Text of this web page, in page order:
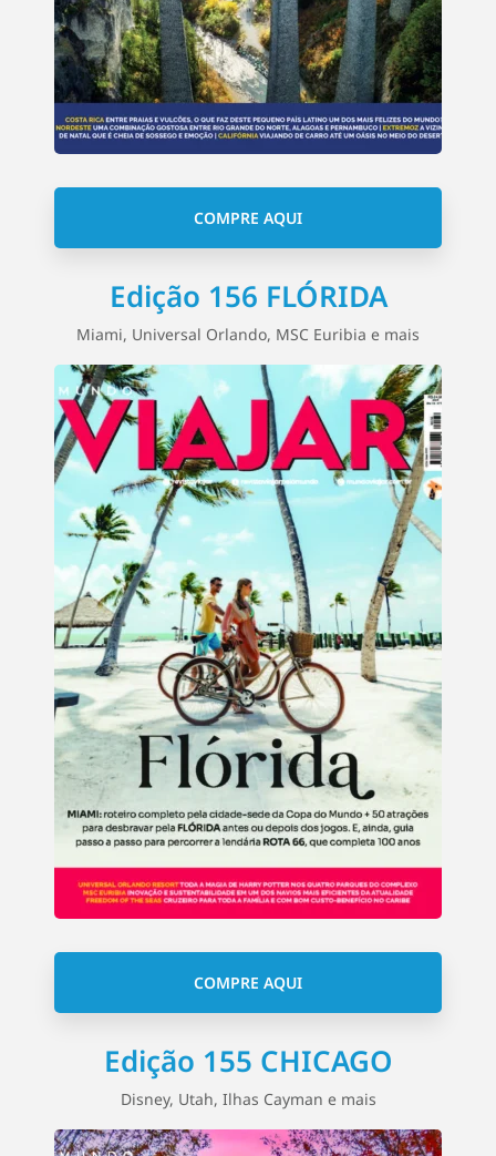
COMPRE AQUI
Edição 156 FLÓRIDA
Miami, Universal Orlando, MSC Euribia e mais
COMPRE AQUI
Edição 155 CHICAGO
Disney, Utah, Ilhas Cayman e mais